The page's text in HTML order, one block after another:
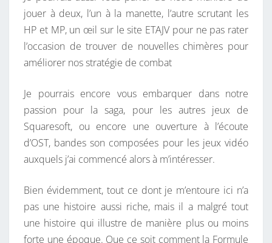
jouer à deux, l’un à la manette, l’autre scrutant les
HP et MP, un œil sur le site ETAJV pour ne pas rater
l’occasion de trouver de nouvelles chimères pour
améliorer nos stratégie de combat
Je pourrais encore vous embarquer dans notre
passion pour la saga, pour les autres jeux de
Squaresoft, ou encore une ouverture à l’écoute
d’OST, bandes son composées pour les jeux vidéo
auxquels j’ai commencé alors à m’intéresser.
Bien évidemment, tout ce dont je m’entoure ici n’a
pas une histoire aussi riche, mais il a malgré tout
une histoire qui illustre de manière plus ou moins
forte une époque. Que ce soit comment la Formule